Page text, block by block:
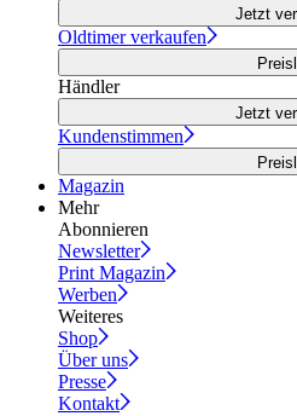
Jetzt
Oldtimer verkaufen
Händler
Jetzt
Kundenstimmen
Magazin
Mehr
Abonnieren
Newsletter
Print Magazin
Werben
Weiteres
Shop
Über uns
Presse
Kontakt